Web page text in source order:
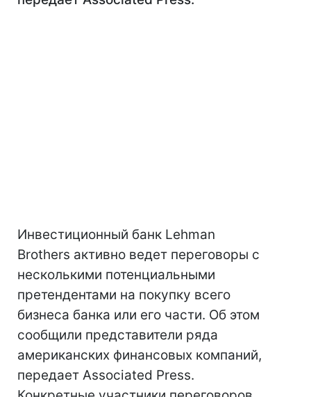
Инвестиционный банк Lehman
Brothers активно ведет переговоры с
несколькими потенциальными
претендентами на покупку всего
бизнеса банка или его части. Об этом
сообщили представители ряда
американских финансовых компаний,
передает Associated Press.